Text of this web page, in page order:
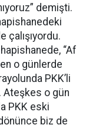
demişti.
çalışıyordu.
“Af
o günlerde
PKK’li
Ateşkes o gün
PKK eski
biz de